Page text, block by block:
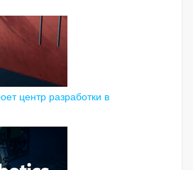
центр разработки в